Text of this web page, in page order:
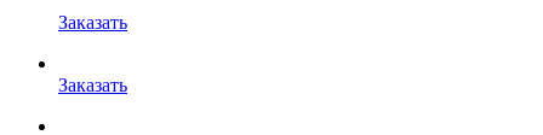
Заказать
Заказать